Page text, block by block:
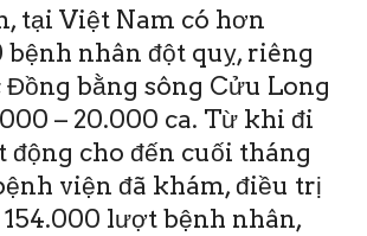
tại Việt Nam có hơn
bệnh nhân đột quỵ, riêng
bằng sông Cửu Long
– 20.000 ca. Từ khi đi
động cho đến cuối tháng
viện đã khám, điều trị
154.000 lượt bệnh nhân,